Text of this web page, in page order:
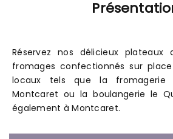
Réservez nos délicieux
fromages confectionnés sur
locaux tels que la
Montcaret ou la boulangerie le
également à Montcaret.